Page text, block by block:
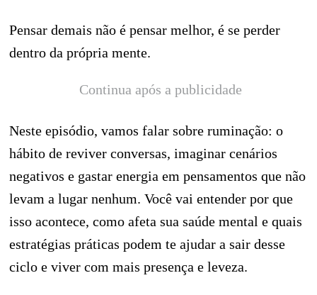
Pensar demais não é pensar melhor, é se perder
dentro da própria mente.
Continua após a publicidade
Neste episódio, vamos falar sobre ruminação: o
hábito de reviver conversas, imaginar cenários
negativos e gastar energia em pensamentos que não
levam a lugar nenhum. Você vai entender por que
isso acontece, como afeta sua saúde mental e quais
estratégias práticas podem te ajudar a sair desse
ciclo e viver com mais presença e leveza.